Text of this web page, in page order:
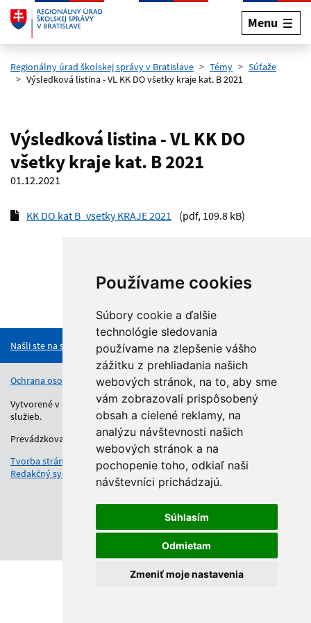
Používame cookies
Súbory cookie a ďalšie
technológie sledovania
používame na zlepšenie vášho
zážitku z prehliadania našich
webových stránok, na to, aby sme
vám zobrazovali prispôsobený
obsah a cielené reklamy, na
analýzu návštevnosti našich
webových stránok a na
pochopenie toho, odkiaľ naši
návštevníci prichádzajú.
Súhlasím
Odmietam
Zmeniť moje nastavenia
Preskočiť na hlavný obsah
Menu
Regionálny úrad školskej správy v Bratislave Témy
Súťaže
Výsledková listina - VL KK DO všetky kraje kat. B 2021
Výsledková listina - VL KK DO
všetky kraje kat. B 2021
01.12.2021
KK DO kat B_vsetky KRAJE 2021 (pdf, 109.8 kB)
Našli ste na stránke chybu?
Ochrana osobných údajov Vyhlásenie o prístupnosti
Kontakt
Vytvorené v súlade s Jednotným dizajn manuálom elektronických
služieb.
Prevádzkovateľom služby je Regionálny úrad školskej správy.
Tvorba stránok
: Aglo Solutions
Redakčný systém
: SysCom